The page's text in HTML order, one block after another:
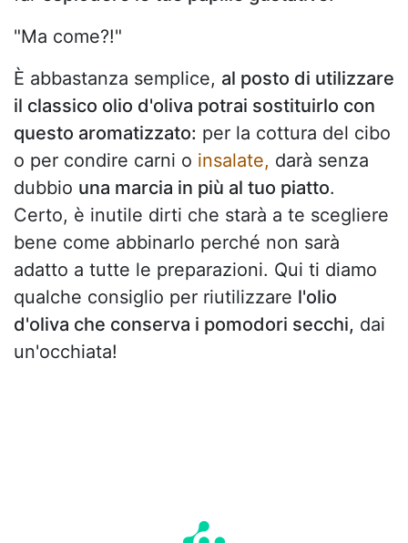
"Ma come?!"
È abbastanza semplice, al posto di utilizzare
il classico olio d'oliva potrai sostituirlo con
questo aromatizzato: per la cottura del cibo
o per condire carni o insalate, darà senza
dubbio una marcia in più al tuo piatto.
Certo, è inutile dirti che starà a te scegliere
bene come abbinarlo perché non sarà
adatto a tutte le preparazioni. Qui ti diamo
qualche consiglio per riutilizzare l'olio
d'oliva che conserva i pomodori secchi, dai
un'occhiata!